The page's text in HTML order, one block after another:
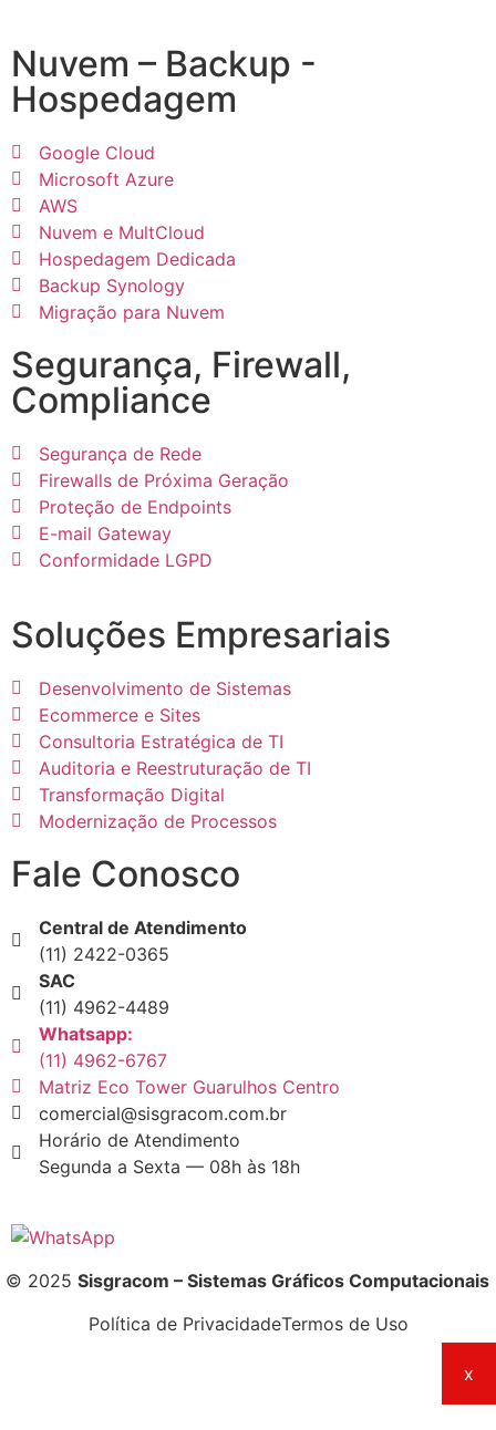
Nuvem – Backup -
Hospedagem
Google Cloud
Microsoft Azure
AWS
Nuvem e MultCloud
Hospedagem Dedicada
Backup Synology
Migração para Nuvem
Segurança, Firewall,
Compliance
Segurança de Rede
Firewalls de Próxima Geração
Proteção de Endpoints
E-mail Gateway
Conformidade LGPD
Soluções Empresariais
Desenvolvimento de Sistemas
Ecommerce e Sites
Consultoria Estratégica de TI
Auditoria e Reestruturação de TI
Transformação Digital
Modernização de Processos
Fale Conosco
Central de Atendimento
(11) 2422-0365
SAC
(11) 4962-4489
Whatsapp:
(11) 4962-6767
Matriz Eco Tower Guarulhos Centro
comercial@sisgracom.com.br
Horário de Atendimento
Segunda a Sexta — 08h às 18h
© 2025 Sisgracom – Sistemas Gráficos Computacionais
Política de PrivacidadeTermos de Uso
x